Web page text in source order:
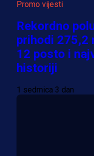
Promo vijesti
Rekordno
prihodi 275,2
12 posto i
historiji
1 sedmica 3 dan